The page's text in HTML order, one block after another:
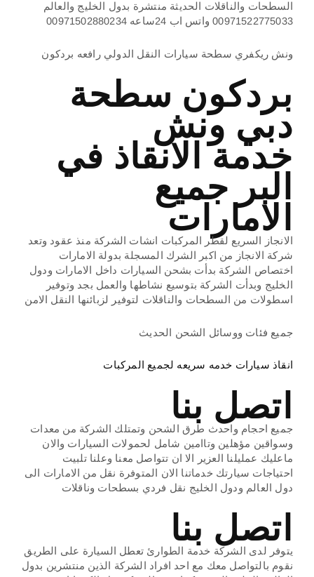
السطحات والناقلات الحديثة منتشرة بدول الخليج والعالم
00971522775033 واتس اب 24ساعه 00971502880234
ونش ريكفري سطحة سيارات النقل الدولي رافعه بردكون
بردكون سطحة
دبي ونش
خدمة الانقاذ في
البر جميع
الامارات
الانجاز السريع لقطر المركبات انشات الشركة منذ عقود وتعد
شركة الانجاز من اكبر الشرك المسجلة بدولة الامارات
اختصاص الشركة بدأت بشحن السيارات داخل الامارات ودول
الخليج وبدأت الشركة بتوسيع نشاطها والعمل بجد وتوفير
اسطولات من السطحات والناقلات لتوفير لزبائنها النقل الامن
جميع فئات ووسائل الشحن الحديث
انقاذ سيارات خدمه سريعه لجميع المركبات
اتصل بنا
جميع احجام واحدث طرق الشحن وتمتلك الشركة من معدات
وسواقين مؤهلين وتاامين شامل لحمولات السيارات والان
ماعليك عمليلنا العزير الا ان تتواصل معنا وعلنا تلبيت
احتياجات سيارتك خدماتنا الان المتوفرة نقل من الامارات الى
دول العالم ودول الخليج نقل فردي بسطحات وناقلات
اتصل بنا
يتوفر لدى الشركة خدمة الطوارئ تعطل السيارة على الطريق
نقوم بالتواصل معك مع احد افراد الشركة الذين منتشرين بدول